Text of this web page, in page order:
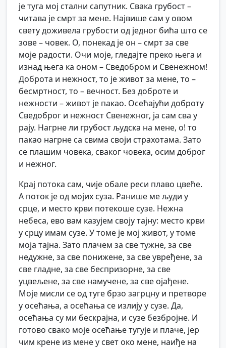
је туга мој стални сапутник. Свака грубост –
читава је смрт за мене. Највише сам у овом
свету доживела грубости од једног бића што се
зове – човек. О, понекад је он – смрт за све
моје радости. Очи моје, гледајте преко њега и
изнад њега ка оном – Сведобром и Свенежном!
Доброта и нежност, то је живот за мене, то –
бесмртност, то – вечност. Без доброте и
нежности – живот је пакао. Осећајући доброту
Сведоброг и нежност Свенежног, ја сам сва у
рају. Нагрне ли грубост људска на мене, о! то
пакао нагрне са свима своји страхотама. Зато
се плашим човека, сваког човека, осим доброг
и нежног.
Крај потока сам, чије обале реси плаво цвеће.
А поток је од мојих суза. Ранише ме људи у
срце, и место крви потекоше сузе. Нежна
небеса, ево вам казујем своју тајну: место крви
у срцу имам сузе. У томе је мој живот, у томе
моја тајна. Зато плачем за све тужне, за све
недужне, за све понижене, за све увређене, за
све гладне, за све беспризорне, за све
уцвељене, за све намучене, за све ојађене.
Моје мисли се од туге брзо загрцну и претворе
у осећања, а осећања се излију у сузе. Да,
осећања су ми бескрајна, и сузе безбројне. И
готово свако моје осећање тугује и плаче, јер
чим крене из мене у свет око мене, наиђе на